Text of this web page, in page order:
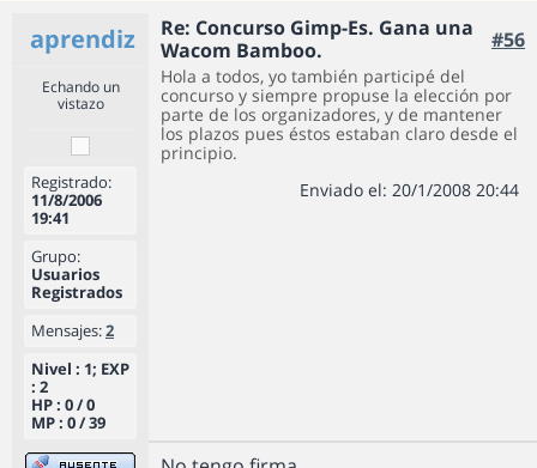
aprendiz
Re: Concurso Gimp-Es. Gana una
Wacom Bamboo.
#56
Echando un
vistazo
Registrado:
11/8/2006
19:41
Grupo:
Usuarios
Registrados
Mensajes:2
Nivel : 1; EXP
: 2
HP : 0 / 0
MP : 0 / 39
Hola a todos, yo también participé del
concurso y siempre propuse la elección por
parte de los organizadores, y de mantener
los plazos pues éstos estaban claro desde el
principio.
Enviado el: 20/1/2008 20:44